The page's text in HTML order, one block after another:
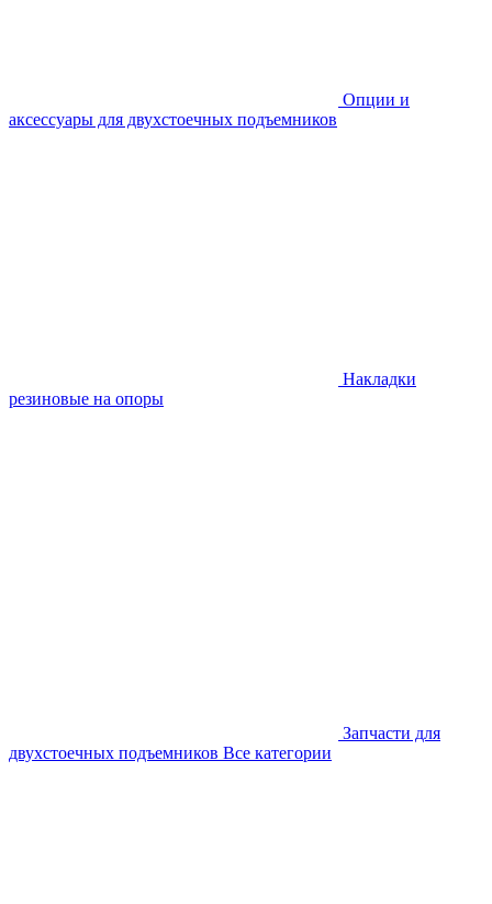
Опции и
аксессуары для двухстоечных подъемников
Накладки
резиновые на опоры
Запчасти для
двухстоечных подъемников Все категории